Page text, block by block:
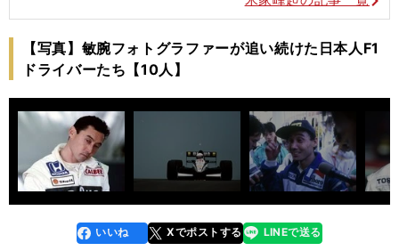
【写真】敏腕フォトグラファーが追い続けた日本人F1
ドライバーたち【10人】
faceboo
k
いいね Xでポストする
line LINEで送る